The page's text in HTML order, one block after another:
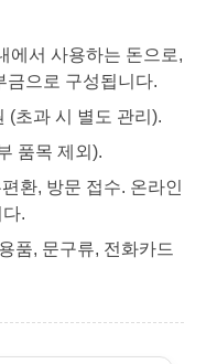
에서 사용하는 돈으로,
금으로 구성됩니다.
(초과 시 별도 관리).
품목 제외).
환, 방문 접수. 온라인
.
품, 문구류, 전화카드